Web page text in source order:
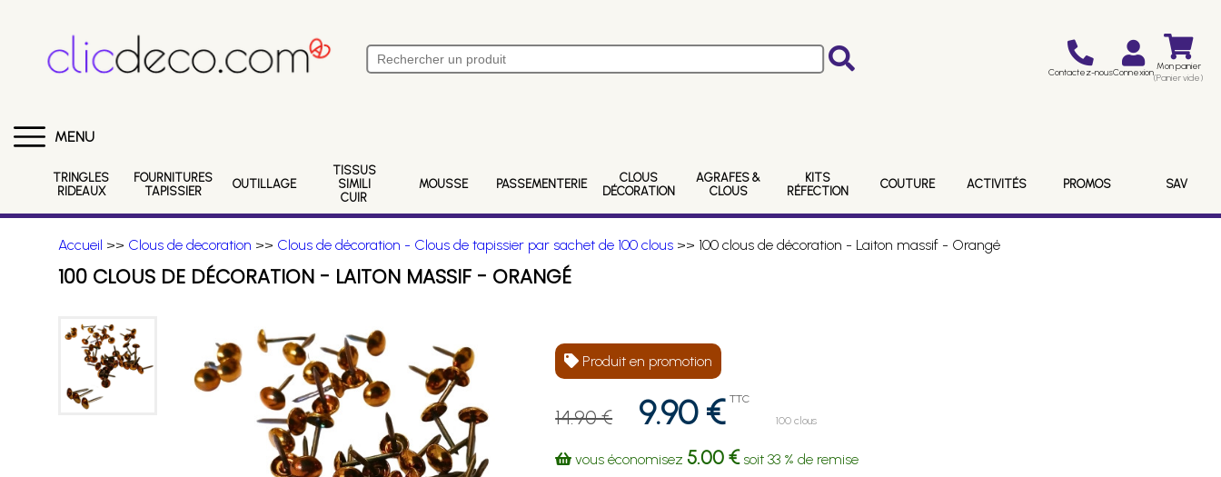
Contactez-nousConnexion Mon panier
(Panier vide)
MENU
TRINGLES
RIDEAUX
FOURNITURES
TAPISSIER
OUTILLAGE
TISSUS
SIMILI
CUIR
MOUSSE PASSEMENTERIE
CLOUS
DÉCORATION
AGRAFES &
CLOUS
KITS
RÉFECTION
COUTURE ACTIVITÉS PROMOS SAV
Accueil >> Clous de decoration >> Clous de décoration - Clous de tapissier par sachet de 100 clous>> 100 clous de décoration - Laiton massif - Orangé
100 CLOUS DE DÉCORATION - LAITON MASSIF - ORANGÉ
Produit en promotion
14.90 € 9.90 € TTC
100 clous
vous économisez5.00 €soit33 % de remise